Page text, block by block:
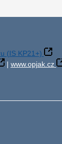
(IS KP21+)
| www.opjak.cz